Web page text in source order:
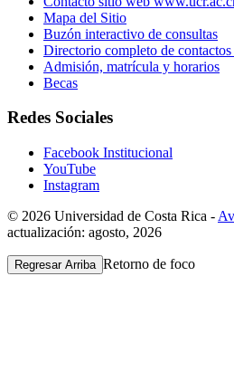
Mapa del Sitio
Buzón interactivo de consultas
Directorio completo de
Admisión, matrícula y horarios
Becas
Redes Sociales
Facebook Institucional
YouTube
Instagram
© 2026 Universidad de Costa Rica -
actualización: agosto, 2026
Regresar Arriba Retorno de foco